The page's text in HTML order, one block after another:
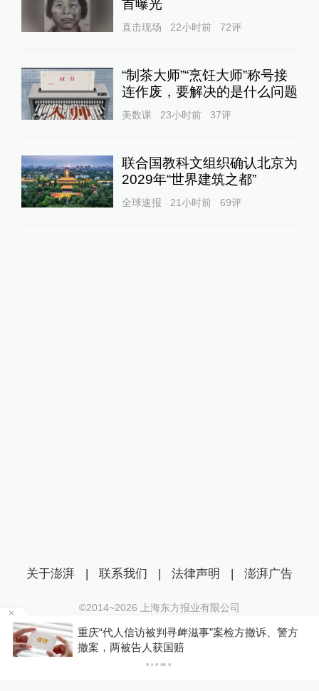
首曝光
直击现场 22小时前 72评
“制茶大师”“烹饪大师”称号接
连作废，要解决的是什么问题
美数课 23小时前 37评
联合国教科文组织确认北京为
2029年“世界建筑之都”
全球速报 21小时前 69评
重庆“代人信访被判寻衅滋事”案检方撤诉、警方
撤案，两被告人获国赔
关于澎湃 | 联系我们 | 法律声明 | 澎湃广告
©2014~2026 上海东方报业有限公司
沪ICP证：沪B2-20170116 | 沪ICP备14003370号
互联网新闻信息服务许可证：31120170006
沪公网安备 31010602000299号